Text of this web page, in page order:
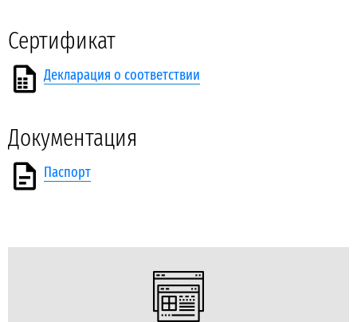
Сертификат
Декларация о соответствии
Документация
Паспорт